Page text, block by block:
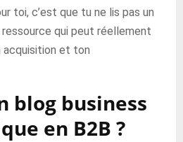
toi, c’est que tu ne lis pas un
ressource qui peut réellement
acquisition et ton
blog business
en B2B ?